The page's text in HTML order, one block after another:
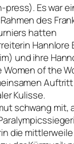
press). Es war
des
hatten
Hannlore
und ihre
of the
Kulisse.
schwang mit,
die